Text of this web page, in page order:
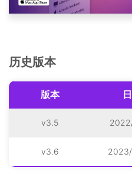
历史版本
版本
v3.5
v3.6